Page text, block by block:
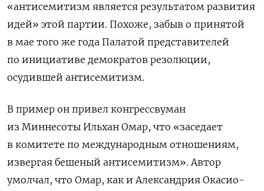
«антисемитизм является результатом развития
идей» этой партии. Похоже, забыв о принятой
в мае того же года Палатой представителей
по инициативе демократов резолюции,
осудившей антисемитизм.
В пример он привел конгрессвуман
из Миннесоты Ильхан Омар, что «заседает
в комитете по международным отношениям,
извергая бешеный антисемитизм». Автор
умолчал, что Омар, как и Александрия Окасио-